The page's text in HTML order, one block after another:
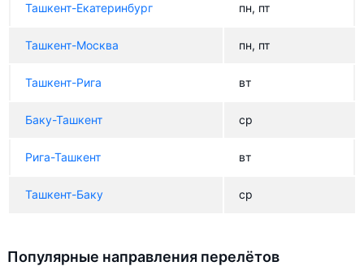
Ташкент-Екатеринбург пн, пт
Ташкент-Москва пн, пт
Ташкент-Рига вт
Баку-Ташкент ср
Рига-Ташкент вт
Ташкент-Баку ср
Популярные направления перелётов